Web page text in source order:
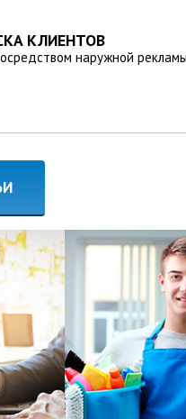
КЛИЕНТОВ
наружной